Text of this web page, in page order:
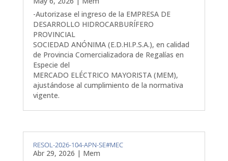
-Autorizase el ingreso de la EMPRESA DE
DESARROLLO HIDROCARBURÍFERO
PROVINCIAL
SOCIEDAD ANÓNIMA (E.D.HI.P.S.A.), en calidad
de Provincia Comercializadora de Regalías en
Especie del
MERCADO ELÉCTRICO MAYORISTA (MEM),
ajustándose al cumplimiento de la normativa
vigente.
RESOL-2026-104-APN-SE#MEC
Abr 29, 2026 | Mem